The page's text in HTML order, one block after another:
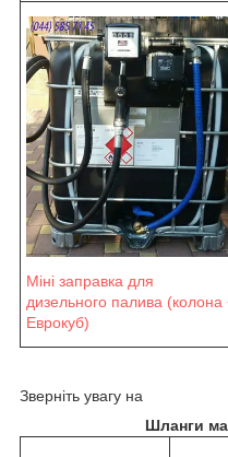
Міні заправка для
дизельного палива (колона
Еврокуб)
Зверніть увагу на
Шланги